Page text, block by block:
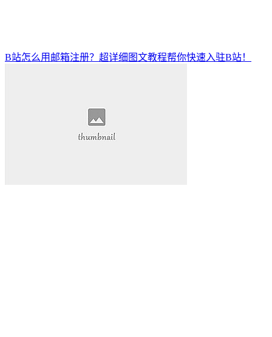
B站怎么用邮箱注册？超详细图文教程帮你快速入驻B站！